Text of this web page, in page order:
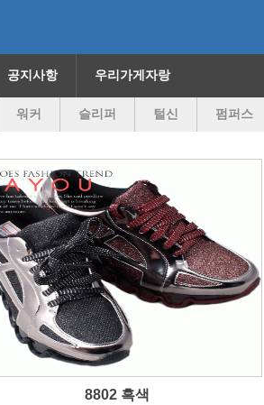
공지사항 우리가게자랑
워커 슬리퍼 털신 펌퍼스
8802 흑색